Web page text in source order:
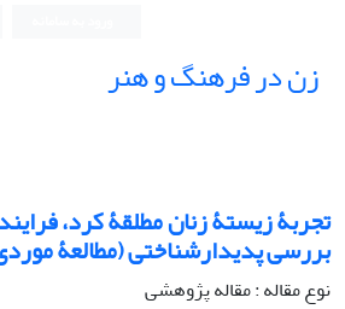
زن در فرهنگ و هنر
تجربۀ زیستۀ زنان مطلقۀ کرد،
بررسی پدیدارشناختی (مطالعۀ
نوع مقاله : مقاله پژوهشی